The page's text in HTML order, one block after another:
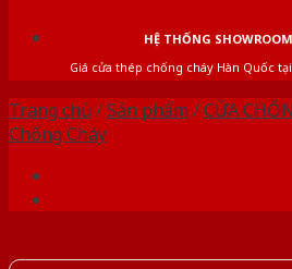
HỆ THỐNG
Giá cửa thép chống cháy Hàn Quốc
Trang chủ /Sản phẩm /CỬA
Chống Cháy